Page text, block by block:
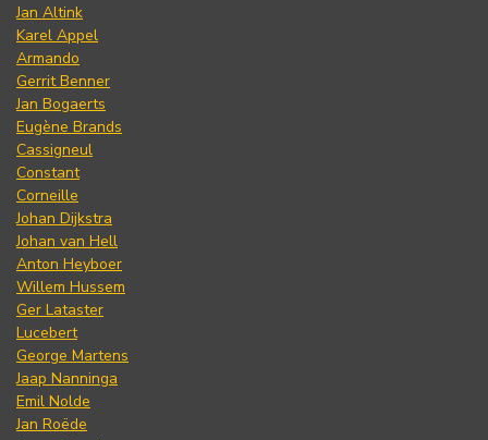
Jan Altink
Karel Appel
Armando
Gerrit Benner
Jan Bogaerts
Eugène Brands
Cassigneul
Constant
Corneille
Johan Dijkstra
Johan van Hell
Anton Heyboer
Willem Hussem
Ger Lataster
Lucebert
George Martens
Jaap Nanninga
Emil Nolde
Jan Roëde